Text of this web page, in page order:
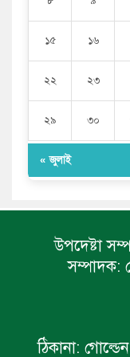
১৫ ১৬
২২ ২৩
২৯ ৩০
« জুলাই
উপদেষ্টা
সম্পাদক:
ঠিকানা: